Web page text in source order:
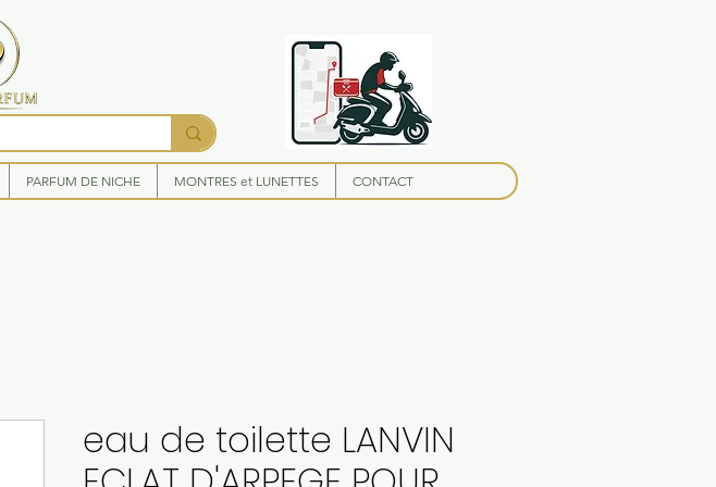
PARFUM DE NICHE MONTRES et LUNETTES CONTACT
eau de toilette LANVIN